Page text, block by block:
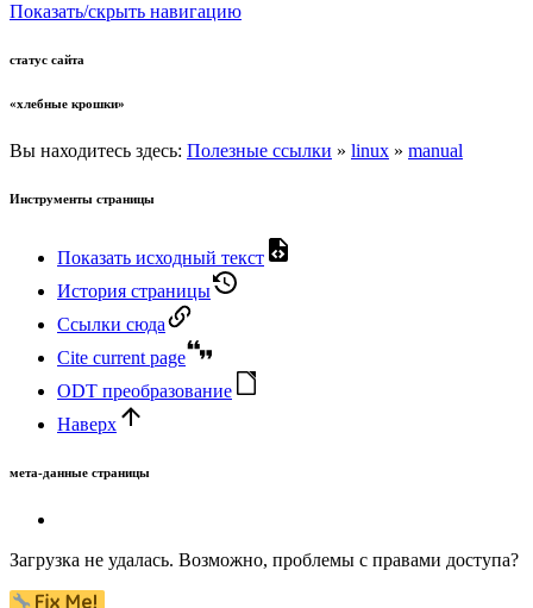
Показать/скрыть навигацию
статус сайта
«хлебные крошки»
Вы находитесь здесь: Полезные ссылки » linux » manual
Инструменты страницы
Показать исходный текст
История страницы
Ссылки сюда
Cite current page
ODT преобразование
Наверх
мета-данные страницы
Загрузка не удалась. Возможно, проблемы с правами доступа?